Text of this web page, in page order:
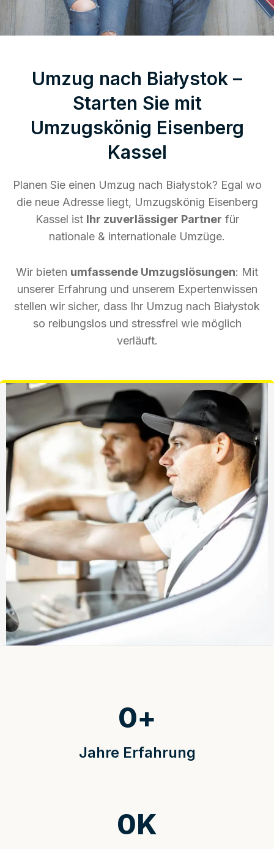
Umzug nach Białystok –
Starten Sie mit
Umzugskönig Eisenberg
Kassel
Planen Sie einen Umzug nach Białystok? Egal wo
die neue Adresse liegt, Umzugskönig Eisenberg
Kassel ist Ihr zuverlässiger Partner für
nationale & internationale Umzüge.
Wir bieten umfassende Umzugslösungen: Mit
unserer Erfahrung und unserem Expertenwissen
stellen wir sicher, dass Ihr Umzug nach Białystok
so reibungslos und stressfrei wie möglich
verläuft.
Jahre Erfahrung
0+
0K